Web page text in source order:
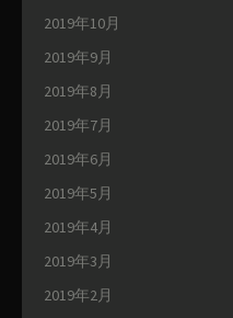
2019年10月
2019年9月
2019年8月
2019年7月
2019年6月
2019年5月
2019年4月
2019年3月
2019年2月